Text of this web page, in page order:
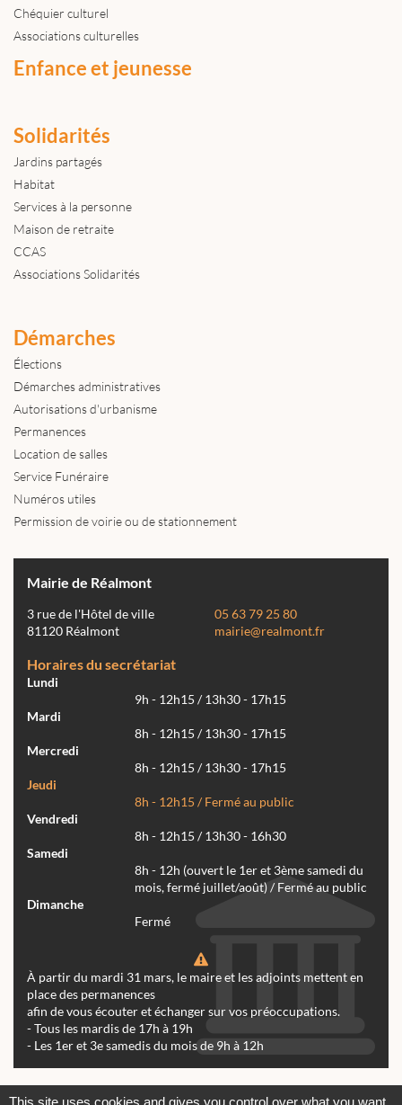
Chéquier culturel
Associations culturelles
Enfance et jeunesse
Solidarités
Jardins partagés
Habitat
Services à la personne
Maison de retraite
CCAS
Associations Solidarités
Démarches
Élections
Démarches administratives
Autorisations d'urbanisme
Permanences
Location de salles
Service Funéraire
Numéros utiles
Permission de voirie ou de stationnement
Mairie de Réalmont
3 rue de l'Hôtel de ville
81120 Réalmont
05 63 79 25 80
mairie@realmont.fr
Horaires du secrétariat
Lundi
9h - 12h15 / 13h30 - 17h15
Mardi
8h - 12h15 / 13h30 - 17h15
Mercredi
8h - 12h15 / 13h30 - 17h15
Jeudi
8h - 12h15 / Fermé au public
Vendredi
8h - 12h15 / 13h30 - 16h30
Samedi
8h - 12h (ouvert le 1er et 3ème samedi du
mois, fermé juillet/août) / Fermé au public
Dimanche
Fermé
À partir du mardi 31 mars, le maire et les adjoints mettent en
place des permanences
afin de vous écouter et échanger sur vos préoccupations.
- Tous les mardis de 17h à 19h
- Les 1er et 3e samedis du mois de 9h à 12h
This site uses cookies and gives you control over what you want